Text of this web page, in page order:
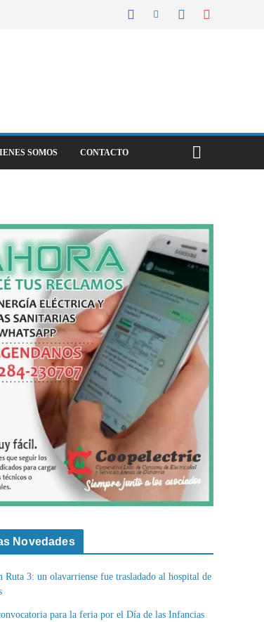
SOMOS CONTACTO
Novedades
Ruta 3: un olavarriense fue trasladado al hospital de
para la feria por el Día de las Infancias